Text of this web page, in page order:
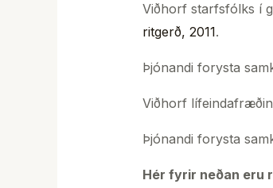
Viðhorf starfsfólks í
ritgerð, 2011.
Þjónandi forysta
Viðhorf
Þjónandi forysta
Hér fyrir neðan eru